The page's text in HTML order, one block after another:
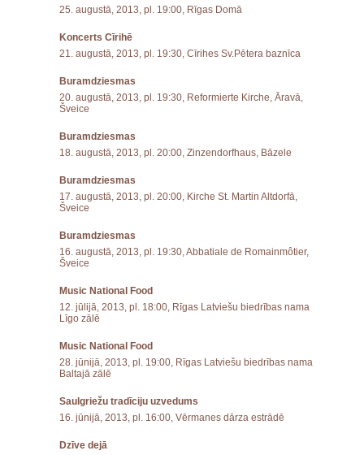
25. augustā, 2013, pl. 19:00, Rīgas Domā
Koncerts Cīrihē
21. augustā, 2013, pl. 19:30, Cīrihes Sv.Pētera baznīca
Buramdziesmas
20. augustā, 2013, pl. 19:30, Reformierte Kirche, Āravā,
Šveice
Buramdziesmas
18. augustā, 2013, pl. 20:00, Zinzendorfhaus, Bāzele
Buramdziesmas
17. augustā, 2013, pl. 20:00, Kirche St. Martin Altdorfā,
Šveice
Buramdziesmas
16. augustā, 2013, pl. 19:30, Abbatiale de Romainmôtier,
Šveice
Music National Food
12. jūlijā, 2013, pl. 18:00, Rīgas Latviešu biedrības nama
Līgo zālē
Music National Food
28. jūnijā, 2013, pl. 19:00, Rīgas Latviešu biedrības nama
Baltajā zālē
Saulgriežu tradīciju uzvedums
16. jūnijā, 2013, pl. 16:00, Vērmanes dārza estrādē
Dzīve dejā